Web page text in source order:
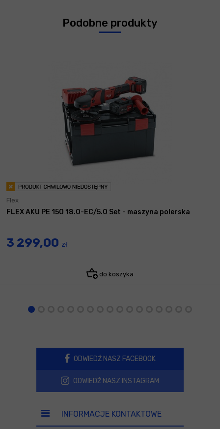
Podobne produkty
Flex
FLEX AKU PE 150 18.0-EC/5.0 Set - maszyna polerska
3 299,00 zł
do koszyka
ODWIEDŹ NASZ FACEBOOK
ODWIEDŹ NASZ INSTAGRAM
INFORMACJE KONTAKTOWE